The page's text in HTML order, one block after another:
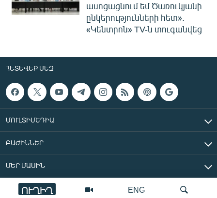
ENG
ՈՒՂԻՂ
ասոցացնում եմ Ծառուկյանի
ընկերությունների հետ».
«Կենտրոն» TV-ն տուգանվեց
ՀԵՏԵՎԵՔ ՄԵԶ
ՄՈՒԼՏԻՄԵԴԻԱ
ԲԱԺԻՆՆԵՐ
ՄԵՐ ՄԱՍԻՆ
«Ազատ Եվրոպա/Ազատություն» ռադիոկայան © 2026